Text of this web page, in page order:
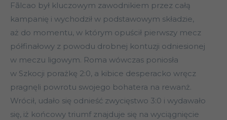
Fãlcao był kluczowym zawodnikiem przez całą
kampanię i wychodził w podstawowym składzie,
aż do momentu, w którym opuścił pierwszy mecz
półfinałowy z powodu drobnej kontuzji odniesionej
w meczu ligowym. Roma wówczas poniosła
w Szkocji porażkę 2:0, a kibice desperacko wręcz
pragnęli powrotu swojego bohatera na rewanż.
Wrócił, udało się odnieść zwycięstwo 3:0 i wydawało
się, iż końcowy triumf znajduje się na wyciągnięcie